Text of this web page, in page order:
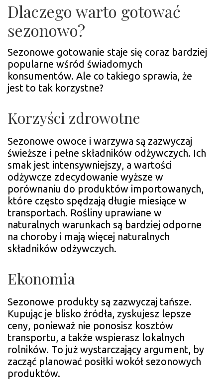
Dlaczego warto gotować
sezonowo?
Sezonowe gotowanie staje się coraz bardziej
popularne wśród świadomych
konsumentów. Ale co takiego sprawia, że
jest to tak korzystne?
Korzyści zdrowotne
Sezonowe owoce i warzywa są zazwyczaj
świeższe i pełne składników odżywczych. Ich
smak jest intensywniejszy, a wartości
odżywcze zdecydowanie wyższe w
porównaniu do produktów importowanych,
które często spędzają długie miesiące w
transportach. Rośliny uprawiane w
naturalnych warunkach są bardziej odporne
na choroby i mają więcej naturalnych
składników odżywczych.
Ekonomia
Sezonowe produkty są zazwyczaj tańsze.
Kupując je blisko źródła, zyskujesz lepsze
ceny, ponieważ nie ponosisz kosztów
transportu, a także wspierasz lokalnych
rolników. To już wystarczający argument, by
zacząć planować posiłki wokół sezonowych
produktów.